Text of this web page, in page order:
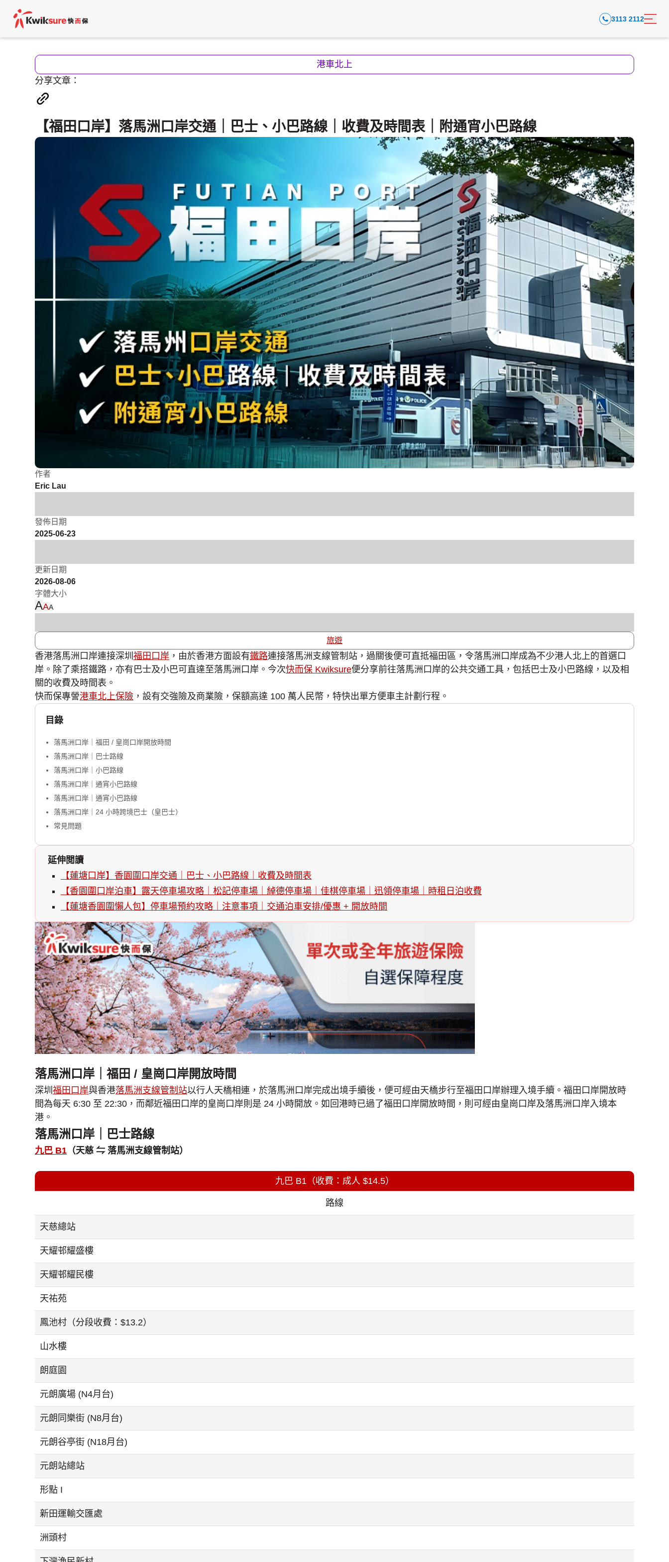
3113 2112
港車北上
分享文章：
【福田口岸】落馬洲口岸交通｜巴士、小巴路線｜收費及時間表｜附通宵小巴路線
作者
Eric Lau
發佈日期
2025-06-23
更新日期
2026-08-06
字體大小
AAA
旅遊
香港落馬洲口岸連接深圳 福田口岸 ，由於香港方面設有鐵路連接落馬洲支線管制站，過關後便可直抵福田區，令落馬洲口岸成為不少港人北上的首選口
岸。除了乘搭鐵路，亦有巴士及小巴可直達至落馬洲口岸。今次快而保 Kwiksure便分享前往落馬洲口岸的公共交通工具，包括巴士及小巴路線，以及相
關的收費及時間表。
快而保專謍港車北上保險 ，設有交強險及商業險，保額高達 100 萬人民幣，特快出單方便車主計劃行程。
目錄
落馬洲口岸｜福田 / 皇崗口岸開放時間
落馬洲口岸｜巴士路線
落馬洲口岸｜小巴路線
落馬洲口岸｜通宵小巴路線
落馬洲口岸｜通宵小巴路線
落馬洲口岸｜24 小時跨境巴士（皇巴士）
常見問題
延伸閲讀
【蓮塘口岸】香園圍口岸交通｜巴士、小巴路線｜收費及時間表
【香園圍口岸泊車】露天停車場攻略｜松記停車場｜綽德停車場｜佳棋停車場｜迅領停車場｜時租日泊收費
【蓮塘香園圍懶人包】停車場預約攻略｜注意事項｜交通泊車安排/優惠 + 開放時間
落馬洲口岸｜福田 / 皇崗口岸開放時間
深圳 福田口岸與香港落馬洲支線管制站以行人天橋相連，於落馬洲口岸完成出境手續後，便可經由天橋步行至福田口岸辦理入境手續。福田口岸開放時
間為每天 6:30 至 22:30，而鄰近福田口岸的皇崗口岸則是 24 小時開放。如回港時已過了福田口岸開放時間，則可經由皇崗口岸及落馬洲口岸入境本
港。
落馬洲口岸｜巴士路線
九巴 B1 （天慈 ⇋ 落馬洲支線管制站）
九巴 B1（收費：成人 $14.5）
路線
天慈總站
天耀邨耀盛樓
天耀邨耀民樓
天祐苑
鳳池村（分段收費：$13.2）
山水樓
朗庭園
元朗廣場 (N4月台)
元朗同樂街 (N8月台)
元朗谷亭街 (N18月台)
元朗站總站
形點 I
新田運輸交匯處
洲頭村